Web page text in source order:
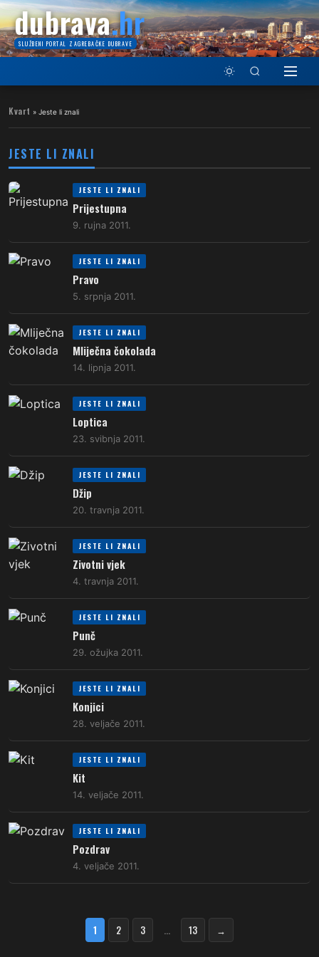
dubrava.hr
SLUŽBENI PORTAL ZAGREBAČKE DUBRAVE
Kvart » Jeste li znali
JESTE LI ZNALI
JESTE LI ZNALI
Prijestupna
9. rujna 2011.
JESTE LI ZNALI
Pravo
5. srpnja 2011.
JESTE LI ZNALI
Mliječna čokolada
14. lipnja 2011.
JESTE LI ZNALI
Loptica
23. svibnja 2011.
JESTE LI ZNALI
Džip
20. travnja 2011.
JESTE LI ZNALI
Zivotni vjek
4. travnja 2011.
JESTE LI ZNALI
Punč
29. ožujka 2011.
JESTE LI ZNALI
Konjici
28. veljače 2011.
JESTE LI ZNALI
Kit
14. veljače 2011.
JESTE LI ZNALI
Pozdrav
4. veljače 2011.
Brojevi
1 2 3 … 13 →